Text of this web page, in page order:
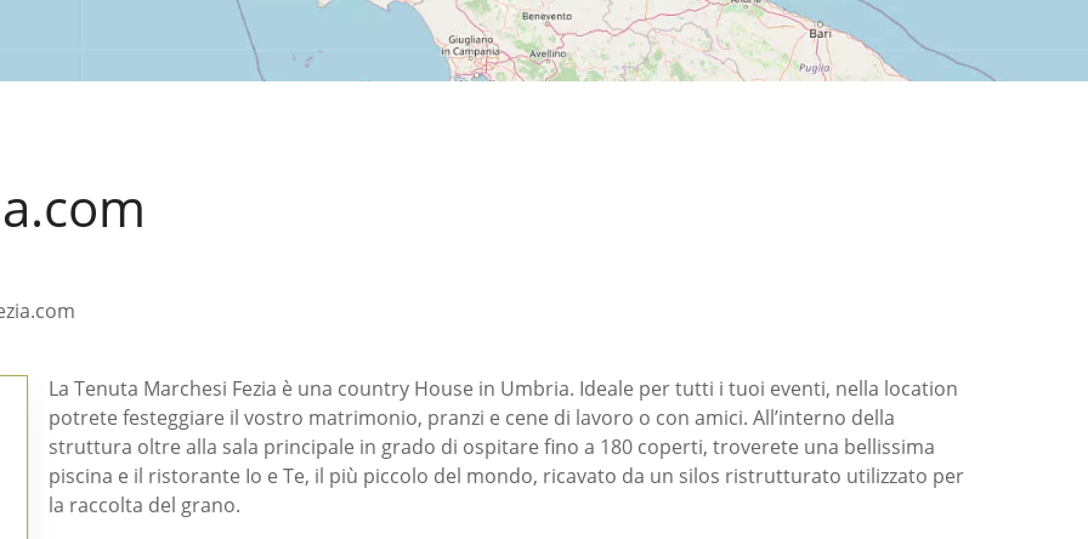
La Tenuta Marchesi Fezia è una country House in Umbria. Ideale per tutti i tuoi eventi, nella location
potrete festeggiare il vostro matrimonio, pranzi e cene di lavoro o con amici. All’interno della
struttura oltre alla sala principale in grado di ospitare fino a 180 coperti, troverete una bellissima
piscina e il ristorante Io e Te, il più piccolo del mondo, ricavato da un silos ristrutturato utilizzato per
la raccolta del grano.